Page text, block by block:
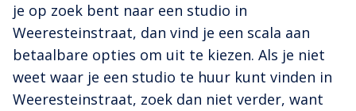
je op zoek bent naar een studio in
Weeresteinstraat, dan vind je een scala aan
betaalbare opties om uit te kiezen. Als je niet
weet waar je een studio te huur kunt vinden in
Weeresteinstraat, zoek dan niet verder, want